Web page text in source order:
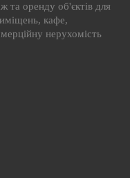
та оренду об'єктів для
кафе,
нерухомість